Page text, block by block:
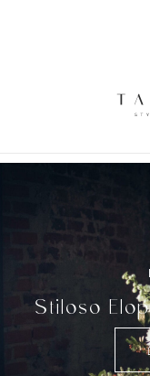
Stiloso